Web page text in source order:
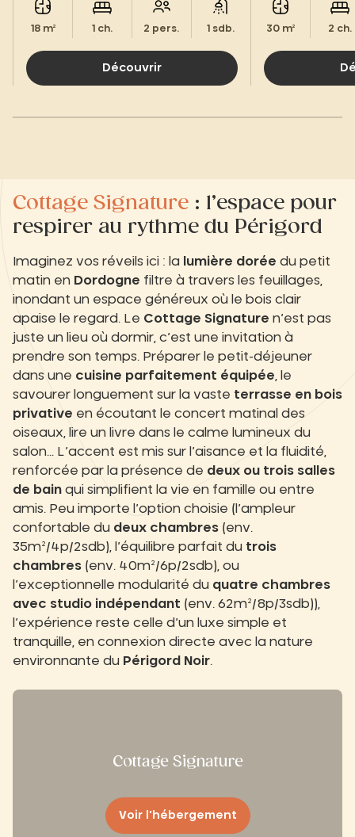
18 m² 1 ch. 2 pers. 1 sdb.
Découvrir
30 m² 2 ch.
Cottage Signature
Voir l’hébergement
Cottage Signature : l’espace pour
respirer au rythme du Périgord
Imaginez vos réveils ici : la lumière dorée du petit
matin en Dordogne filtre à travers les feuillages,
inondant un espace généreux où le bois clair
apaise le regard. Le Cottage Signature n’est pas
juste un lieu où dormir, c’est une invitation à
prendre son temps. Préparer le petit-déjeuner
dans une cuisine parfaitement équipée , le
savourer longuement sur la vaste terrasse en bois
privative en écoutant le concert matinal des
oiseaux, lire un livre dans le calme lumineux du
salon… L’accent est mis sur l’aisance et la fluidité,
renforcée par la présence de deux ou trois salles
de bain qui simplifient la vie en famille ou entre
amis. Peu importe l’option choisie (l’ampleur
confortable du deux chambres (env.
35m²/4p/2sdb), l’équilibre parfait du trois
chambres (env. 40m²/6p/2sdb), ou
l’exceptionnelle modularité du quatre chambres
avec studio indépendant (env. 62m²/8p/3sdb)),
l’expérience reste celle d’un luxe simple et
tranquille, en connexion directe avec la nature
environnante du Périgord Noir.